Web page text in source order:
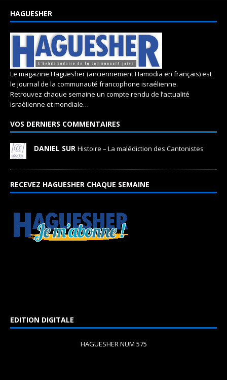
HAGUESHER
Le magazine Haguesher (anciennement Hamodia en français) est
le journal de la communauté francophone israélienne.
Retrouvez chaque semaine un compte rendu de l’actualité
israélienne et mondiale…
VOS DERNIERS COMMENTAIRES
DANIEL SUR Histoire – La malédiction des Cantonistes
RECEVEZ HAGUESHER CHAQUE SEMAINE
EDITION DIGITALE
HAGUESHER NUM 575